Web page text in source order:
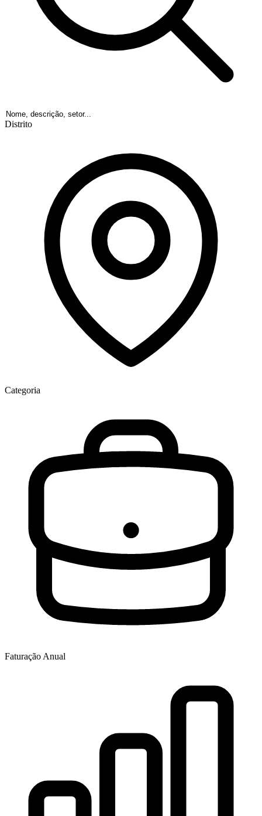
Distrito
Categoria
Faturação Anual